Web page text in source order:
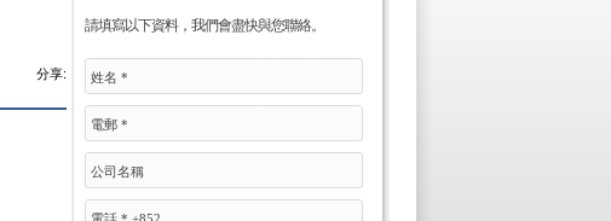
請填寫以下資料，我們會盡快與您聯絡。
分享: